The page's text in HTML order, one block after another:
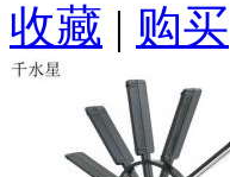
收藏 | 购买